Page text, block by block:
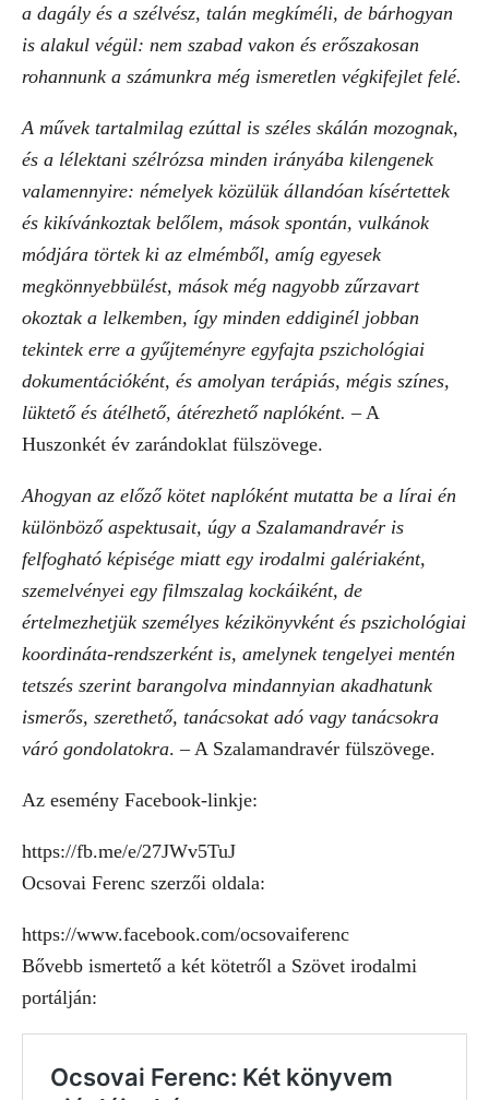
a dagály és a szélvész, talán megkíméli, de bárhogyan
is alakul végül: nem szabad vakon és erőszakosan
rohannunk a számunkra még ismeretlen végkifejlet felé.
A művek tartalmilag ezúttal is széles skálán mozognak,
és a lélektani szélrózsa minden irányába kilengenek
valamennyire: némelyek közülük állandóan kísértettek
és kikívánkoztak belőlem, mások spontán, vulkánok
módjára törtek ki az elmémből, amíg egyesek
megkönnyebbülést, mások még nagyobb zűrzavart
okoztak a lelkemben, így minden eddiginél jobban
tekintek erre a gyűjteményre egyfajta pszichológiai
dokumentációként, és amolyan terápiás, mégis színes,
lüktető és átélhető, átérezhető naplóként. – A
Huszonkét év zarándoklat fülszövege.
Ahogyan az előző kötet naplóként mutatta be a lírai én
különböző aspektusait, úgy a Szalamandravér is
felfogható képisége miatt egy irodalmi galériaként,
szemelvényei egy filmszalag kockáiként, de
értelmezhetjük személyes kézikönyvként és pszichológiai
koordináta-rendszerként is, amelynek tengelyei mentén
tetszés szerint barangolva mindannyian akadhatunk
ismerős, szerethető, tanácsokat adó vagy tanácsokra
váró gondolatokra. – A Szalamandravér fülszövege.
Az esemény Facebook-linkje:
https://fb.me/e/27JWv5TuJ
Ocsovai Ferenc szerzői oldala:
https://www.facebook.com/ocsovaiferenc
Bővebb ismertető a két kötetről a Szövet irodalmi
portálján: